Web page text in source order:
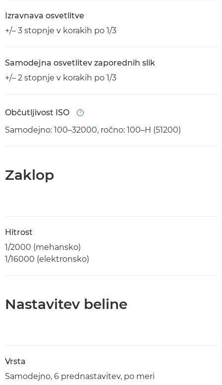
Izravnava osvetlitve
+/– 3 stopnje v korakih po 1/3
Samodejna osvetlitev zaporednih slik
+/– 2 stopnje v korakih po 1/3
Občutljivost ISO
Samodejno: 100–32000, ročno: 100–H (51200)
Zaklop
Hitrost
1/2000 (mehansko)
1/16000 (elektronsko)
Nastavitev beline
Vrsta
Samodejno, 6 prednastavitev, po meri